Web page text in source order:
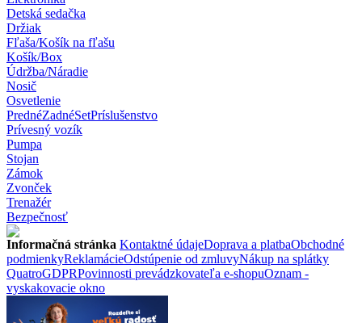
Detská sedačka
Držiak
Fľaša/Košík na fľašu
Košík/Box
Údržba/Náradie
Nosič
Osvetlenie
PrednéZadnéSetPríslušenstvo
Prívesný vozík
Pumpa
Stojan
Zámok
Zvonček
Trenažér
Bezpečnosť
Informačná stránka Kontaktné údajeDoprava a platbaObchodné
podmienkyReklamácieOdstúpenie od zmluvyNákup na splátky
QuatroGDPRPovinnosti prevádzkovateľa e-shopuOznam -
vyskakovacie okno